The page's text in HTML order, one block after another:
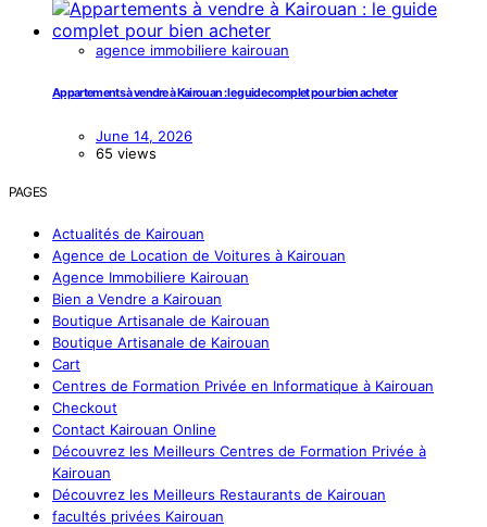
agence immobiliere kairouan
Appartements à vendre à Kairouan : le guide complet pour bien acheter
June 14, 2026
65 views
PAGES
Actualités de Kairouan
Agence de Location de Voitures à Kairouan
Agence Immobiliere Kairouan
Bien a Vendre a Kairouan
Boutique Artisanale de Kairouan
Boutique Artisanale de Kairouan
Cart
Centres de Formation Privée en Informatique à Kairouan
Checkout
Contact Kairouan Online
Découvrez les Meilleurs Centres de Formation Privée à
Kairouan
Découvrez les Meilleurs Restaurants de Kairouan
facultés privées Kairouan